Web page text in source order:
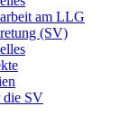
am LLG
(SV)
die SV